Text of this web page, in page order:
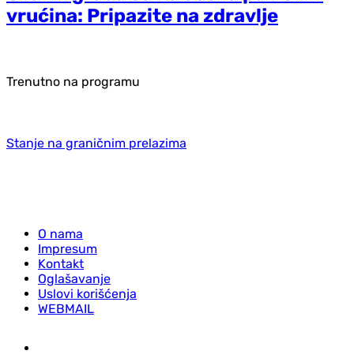
vrućina: Pripazite na zdravlje
Trenutno na programu
Stanje na graničnim prelazima
O nama
Impresum
Kontakt
Oglašavanje
Uslovi korišćenja
WEBMAIL